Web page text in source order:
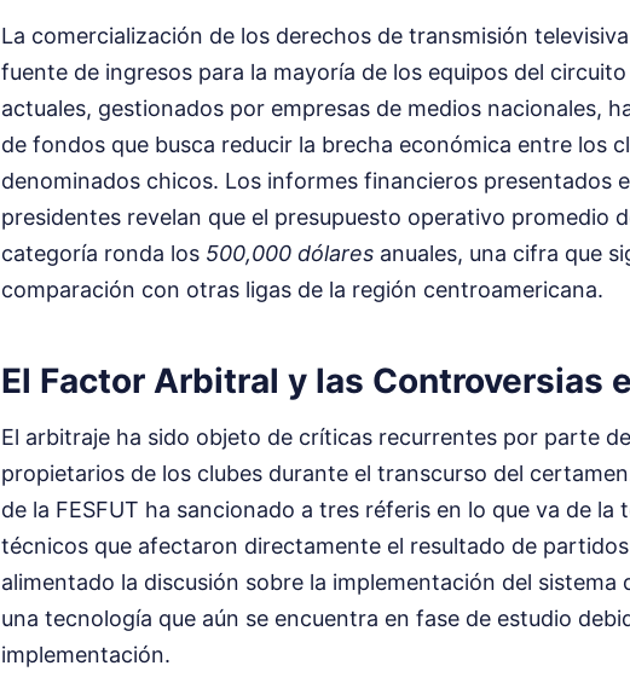
La comercialización de los derechos de transmisión
fuente de ingresos para la mayoría de los equipos del
actuales, gestionados por empresas de medios nacionales,
de fondos que busca reducir la brecha económica entre los
denominados chicos. Los informes financieros presentados
presidentes revelan que el presupuesto operativo promedio
categoría ronda los 500,000 dólares anuales, una cifra que
comparación con otras ligas de la región centroamericana.
El Factor Arbitral y las Controversias
El arbitraje ha sido objeto de críticas recurrentes por parte
propietarios de los clubes durante el transcurso del
de la FESFUT ha sancionado a tres réferis en lo que va de
técnicos que afectaron directamente el resultado de
alimentado la discusión sobre la implementación del sistema
una tecnología que aún se encuentra en fase de estudio
implementación.